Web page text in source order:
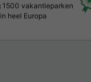
1500 vakantieparken
heel Europa